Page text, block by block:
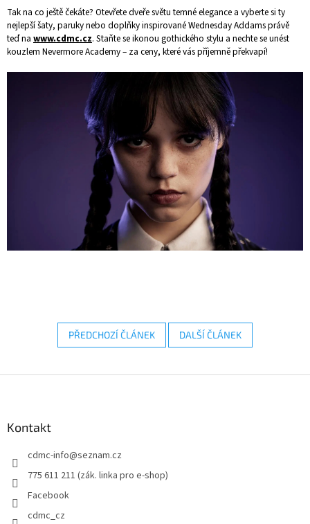
Tak na co ještě čekáte? Otevřete dveře světu temné elegance a vyberte si ty
nejlepší šaty, paruky nebo doplňky inspirované Wednesday Addams právě
teď na www.cdmc.cz. Staňte se ikonou gothického stylu a nechte se unést
kouzlem Nevermore Academy – za ceny, které vás příjemně překvapí!
PŘEDCHOZÍ ČLÁNEK DALŠÍ ČLÁNEK
Kontakt
cdmc-info@seznam.cz
775 611 211 (zák. linka pro e-shop)
Facebook
cdmc_cz